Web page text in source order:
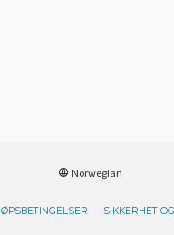
Norwegian
SIKKERHET